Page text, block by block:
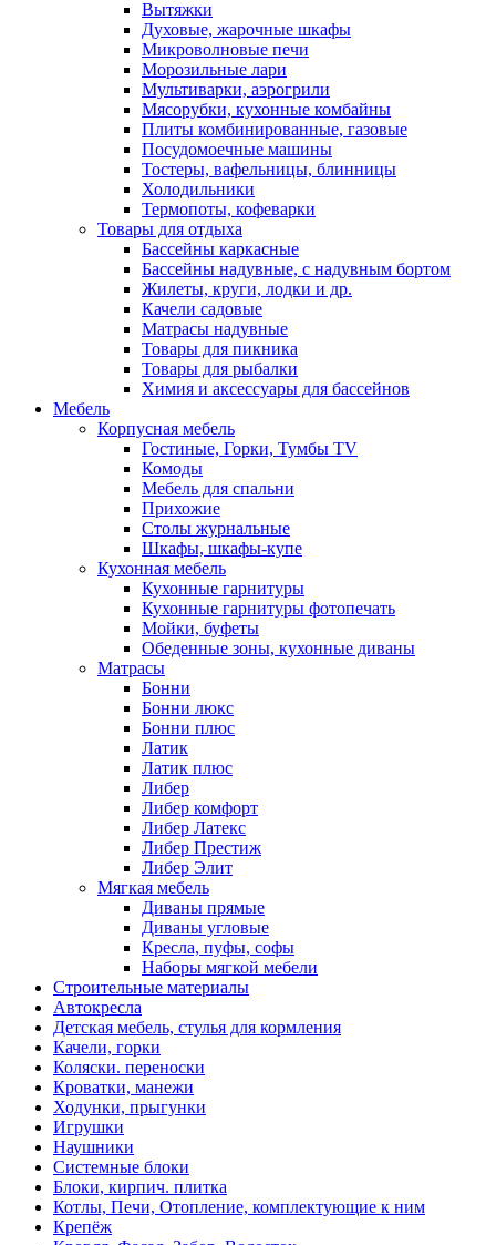
Вытяжки
Духовые, жарочные шкафы
Микроволновые печи
Морозильные лари
Мультиварки, аэрогрили
Мясорубки, кухонные комбайны
Плиты комбинированные, газовые
Посудомоечные машины
Тостеры, вафельницы, блинницы
Холодильники
Термопоты, кофеварки
Товары для отдыха
Бассейны каркасные
Бассейны надувные, с надувным бортом
Жилеты, круги, лодки и др.
Качели садовые
Матрасы надувные
Товары для пикника
Товары для рыбалки
Химия и аксессуары для бассейнов
Мебель
Корпусная мебель
Гостиные, Горки, Тумбы TV
Комоды
Мебель для спальни
Прихожие
Столы журнальные
Шкафы, шкафы-купе
Кухонная мебель
Кухонные гарнитуры
Кухонные гарнитуры фотопечать
Мойки, буфеты
Обеденные зоны, кухонные диваны
Матрасы
Бонни
Бонни люкс
Бонни плюс
Латик
Латик плюс
Либер
Либер комфорт
Либер Латекс
Либер Престиж
Либер Элит
Мягкая мебель
Диваны прямые
Диваны угловые
Кресла, пуфы, софы
Наборы мягкой мебели
Строительные материалы
Автокресла
Детская мебель, стулья для кормления
Качели, горки
Коляски. переноски
Кроватки, манежи
Ходунки, прыгунки
Игрушки
Наушники
Системные блоки
Блоки, кирпич. плитка
Котлы, Печи, Отопление, комплектующие к ним
Крепёж